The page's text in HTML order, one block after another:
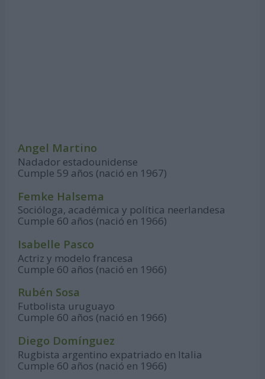
Angel Martino
Nadador estadounidense
Cumple 59 años (nació en 1967)
Femke Halsema
Socióloga, académica y política neerlandesa
Cumple 60 años (nació en 1966)
Isabelle Pasco
Actriz y modelo francesa
Cumple 60 años (nació en 1966)
Rubén Sosa
Futbolista uruguayo
Cumple 60 años (nació en 1966)
Diego Domínguez
Rugbista argentino expatriado en Italia
Cumple 60 años (nació en 1966)